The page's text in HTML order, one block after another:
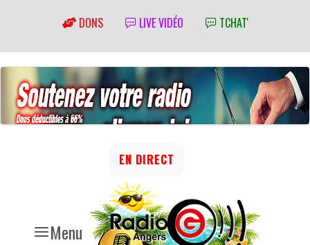
DONS LIVE VIDÉO TCHAT'
Menu
EN DIRECT